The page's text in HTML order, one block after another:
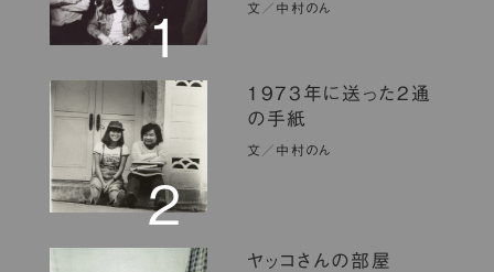
1
文／中村のん
2
1973年に送った2通
の手紙
文／中村のん
ヤッコさんの部屋